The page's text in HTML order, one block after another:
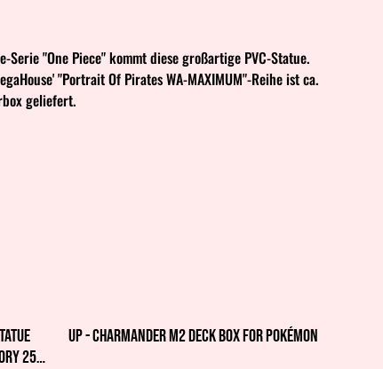
"One Piece" kommt diese großartige PVC-Statue.
"Portrait Of Pirates WA-MAXIMUM"-Reihe ist ca.
geliefert.
25
%
UP - Charmander M2 Deck Box for Pokémon